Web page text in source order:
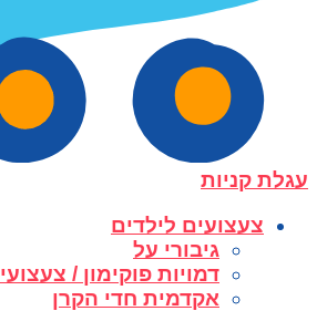
עגלת קניות
צעצועים לילדים
גיבורי על
דמויות פוקימון / צעצועי POKEMON
אקדמית חדי הקרן